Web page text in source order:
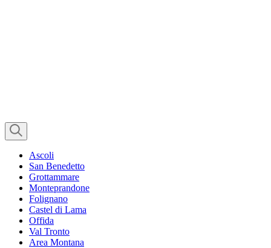
Ascoli
San Benedetto
Grottammare
Monteprandone
Folignano
Castel di Lama
Offida
Val Tronto
Area Montana